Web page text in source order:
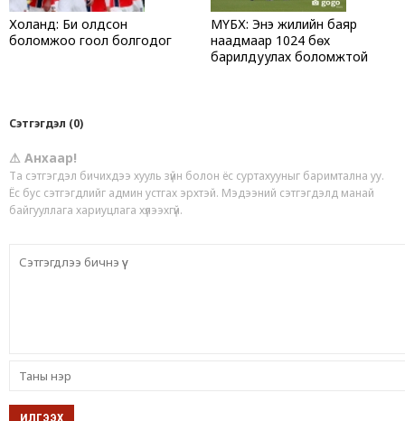
Холанд: Би олдсон
боломжоо гоол болгодог
МҮБХ: Энэ жилийн баяр
наадмаар 1024 бөх
барилдуулах боломжтой
Сэтгэгдэл (0)
⚠ Анхаар!
Та сэтгэгдэл бичихдээ хууль зүйн болон ёс суртахууныг баримтална уу.
Ёс бус сэтгэгдлийг админ устгах эрхтэй. Мэдээний сэтгэгдэлд манай
байгууллага хариуцлага хүлээхгүй.